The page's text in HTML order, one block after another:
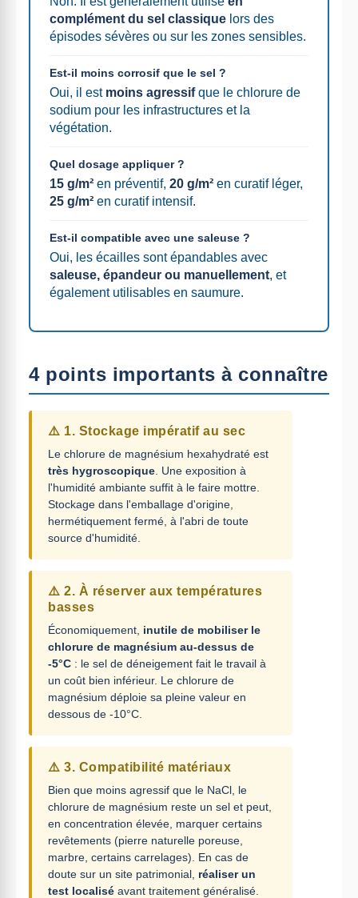
complément du sel classique lors des
épisodes sévères ou sur les zones sensibles.
Est-il moins corrosif que le sel ?
Oui, il est moins agressifque le chlorure de
sodium pour les infrastructures et la
végétation.
Quel dosage appliquer ?
15 g/m² en préventif, 20 g/m² en curatif léger,
25 g/m² en curatif intensif.
Est-il compatible avec une saleuse ?
Oui, les écailles sont épandables avec
saleuse, épandeur ou manuellement, et
également utilisables en saumure.
4 points importants à connaître
⚠️ 1. Stockage impératif au sec
Le chlorure de magnésium hexahydraté est
très hygroscopique . Une exposition à
l'humidité ambiante suffit à le faire mottre.
Stockage dans l'emballage d'origine,
hermétiquement fermé, à l'abri de toute
source d'humidité.
⚠️ 2. À réserver aux températures
basses
Économiquement, inutile de mobiliser le
chlorure de magnésium au-dessus de
-5°C : le sel de déneigement fait le travail à
un coût bien inférieur. Le chlorure de
magnésium déploie sa pleine valeur en
dessous de -10°C.
⚠️ 3. Compatibilité matériaux
Bien que moins agressif que le NaCl, le
chlorure de magnésium reste un sel et peut,
en concentration élevée, marquer certains
revêtements (pierre naturelle poreuse,
marbre, certains carrelages). En cas de
doute sur un site patrimonial, réaliser un
test localisé avant traitement généralisé.